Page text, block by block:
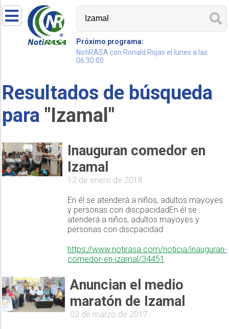
Próximo programa:
NotiRASA con Ronald Rojas el lunes a las
06:30:00
Resultados de búsqueda
para "Izamal"
Inauguran comedor en
Izamal
12 de enero de 2018
En él se atenderá a niños, adultos mayoyes
y personas con discpacidadEn él se
atenderá a niños, adultos mayoyes y
personas con discpacidad
https://www.notirasa.com/noticia/inauguran-
comedor-en-izamal/34451
Anuncian el medio
maratón de Izamal
02 de marzo de 2017